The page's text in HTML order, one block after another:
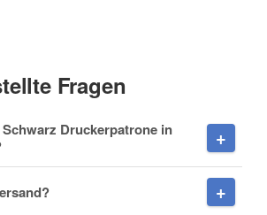
Fragen
Schwarz Druckerpatrone in